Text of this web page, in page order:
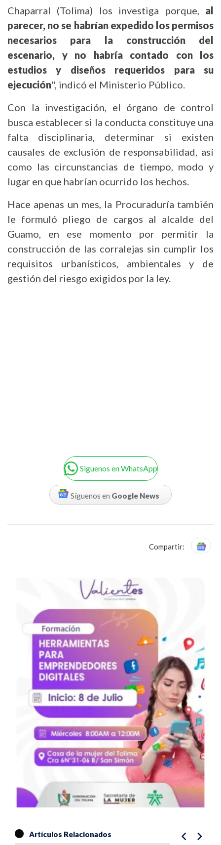
Chaparral (Tolima) los investiga porque, al
parecer, no se habrían expedido los permisos
necesarios para la construcción del
escenario, y no habría contado con los
estudios y diseños requeridos para su
ejecución", indicó el Ministerio Público.
Con la investigación, el órgano de control
busca establecer si la conducta constituye una
falta disciplinaria, determinar si existen
causales de exclusión de responsabilidad, así
como las circunstancias de tiempo, modo y
lugar en que habrían ocurrido los hechos.
Hace apenas un mes, la Procuraduría también
le formuló pliego de cargos al alcalde del
Guamo, en ese momento por permitir la
construcción de las corralejas sin cumplir los
requisitos urbanísticos, ambientales y de
gestión del riesgo exigidos por la ley.
Siguenos en WhatsApp
Síguenos en Google News
Compartir:
Artículos Relacionados